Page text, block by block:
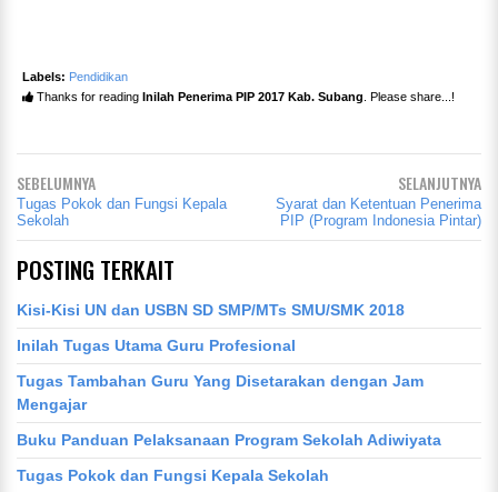
Labels: Pendidikan
Thanks for reading Inilah Penerima PIP 2017 Kab. Subang . Please share...!
SEBELUMNYA
Tugas Pokok dan Fungsi Kepala
Sekolah
SELANJUTNYA
Syarat dan Ketentuan Penerima
PIP (Program Indonesia Pintar)
POSTING TERKAIT
Kisi-Kisi UN dan USBN SD SMP/MTs SMU/SMK 2018
Inilah Tugas Utama Guru Profesional
Tugas Tambahan Guru Yang Disetarakan dengan Jam
Mengajar
Buku Panduan Pelaksanaan Program Sekolah Adiwiyata
Tugas Pokok dan Fungsi Kepala Sekolah